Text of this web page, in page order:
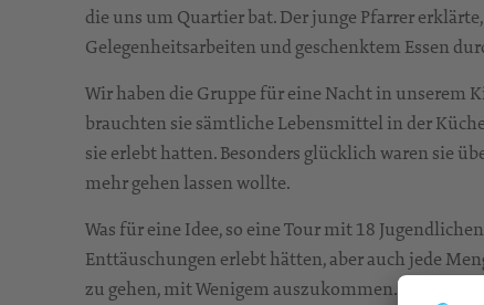
die uns um Quartier bat. Der junge Pfarrer
Gelegenheitsarbeiten und geschenktem Essen
Wir haben die Gruppe für eine Nacht in unserem
brauchten sie sämtliche Lebensmittel in der
sie erlebt hatten. Besonders glücklich waren sie
mehr gehen lassen wollte.
Was für eine Idee, so eine Tour mit 18
Enttäuschungen erlebt hätten, aber auch jede
zu gehen, mit Wenigem auszukommen. Und das